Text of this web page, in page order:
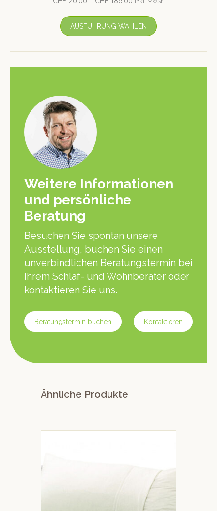
5.00
inkl. MwSt.
AUSFÜHRUNG WÄHLEN
Weitere Informationen
und persönliche
Beratung
Besuchen Sie spontan unsere
Ausstellung, buchen Sie einen
unverbindlichen Beratungstermin bei
Ihrem Schlaf- und Wohnberater oder
kontaktieren Sie uns.
Beratungstermin buchen Kontaktieren
Ähnliche Produkte